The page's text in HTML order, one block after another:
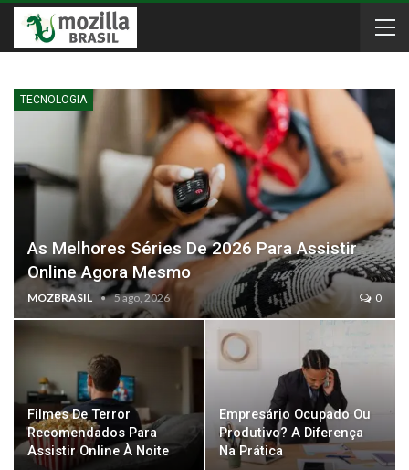
TECNOLOGIA
As Melhores Séries De 2026 Para Assistir
Online Agora Mesmo
MOZBRASIL 5 ago, 2026 0
Filmes De Terror
Recomendados Para
Assistir Online À Noite
Empresário Ocupado Ou
Produtivo? A Diferença
Na Prática